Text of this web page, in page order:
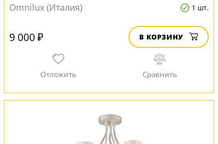
Omnilux (Италия)
1 шт.
9 000 ₽ В КОРЗИНУ